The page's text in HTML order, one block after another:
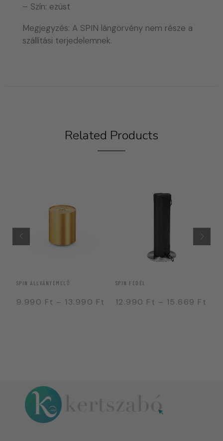
– Szín: ezüst
Megjegyzés: A SPIN lángörvény nem része a
szállítási terjedelemnek.
Related Products
SPIN ÁLLVÁNYEMELŐ
9.990 Ft – 13.990 Ft
SPIN FEDÉL
12.990 Ft – 15.669 Ft